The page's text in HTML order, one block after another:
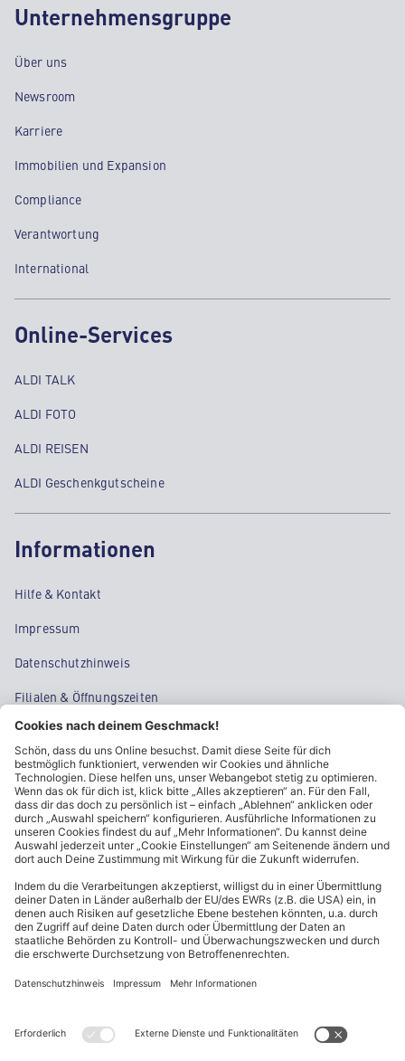
Unternehmensgruppe
Über uns
Newsroom
Karriere
Immobilien und Expansion
Compliance
Verantwortung
International
Online-Services
ALDI TALK
ALDI FOTO
ALDI REISEN
ALDI Geschenkgutscheine
Informationen
Hilfe & Kontakt
Impressum
Datenschutzhinweis
Filialen & Öffnungszeiten
Kontakt
Cookie-Einstellungen
Kundeninformationen
ALDI Nord folgen
* Wir bitten um Beachtung, dass diese Aktionsartikel im